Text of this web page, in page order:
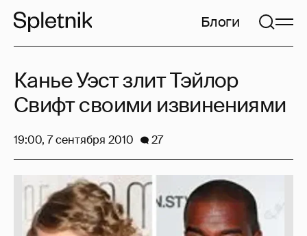
Блоги
Канье Уэст злит Тэйлор
Свифт своими извинениями
19:00, 7 сентября 2010 27